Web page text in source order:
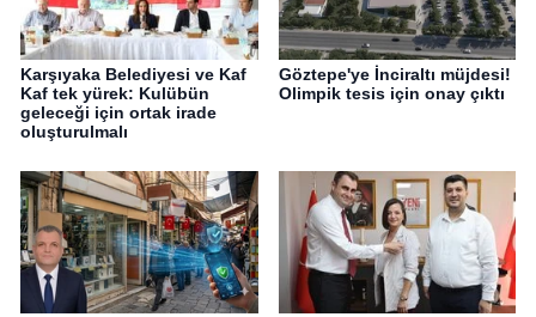
Karşıyaka Belediyesi ve Kaf
Kaf tek yürek: Kulübün
geleceği için ortak irade
oluşturulmalı
Göztepe'ye İnciraltı müjdesi!
Olimpik tesis için onay çıktı